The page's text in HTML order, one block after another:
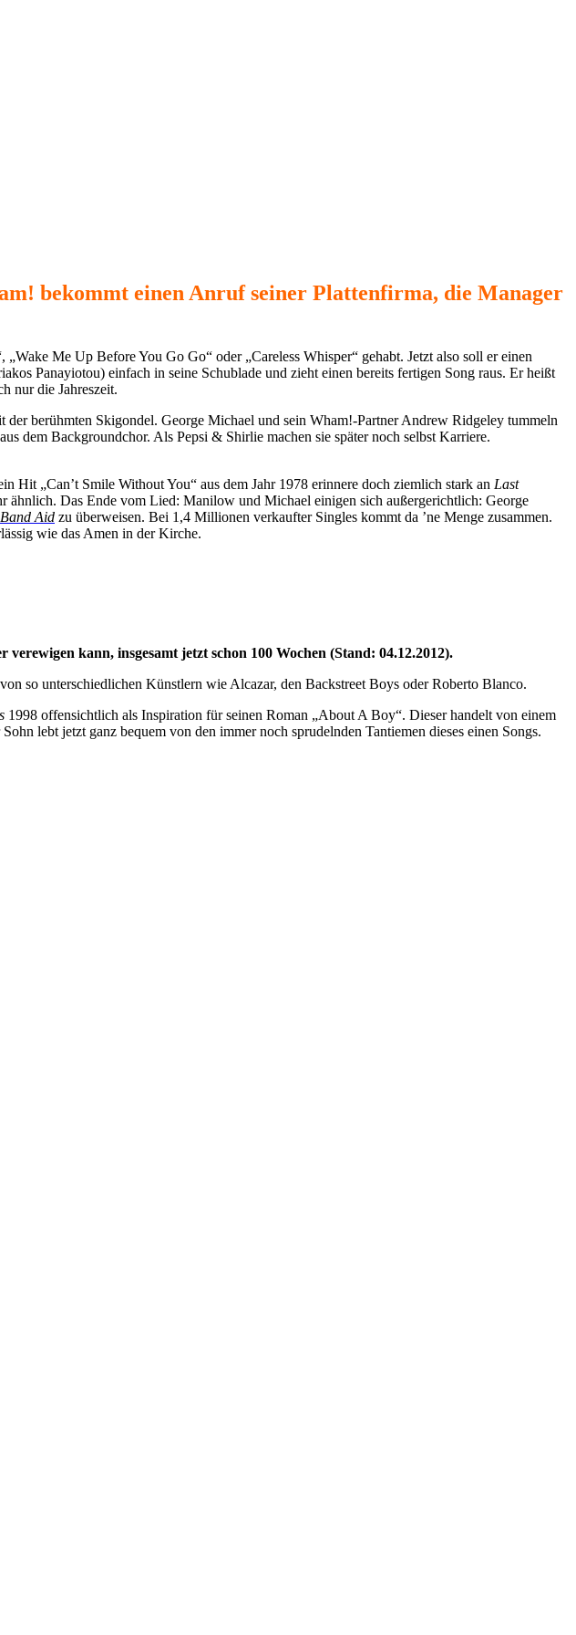
bekommt einen Anruf seiner Plattenfirma, die Manager
Me Up Before You Go Go“ oder „Careless Whisper“ gehabt. Jetzt also soll er einen
Panayiotou) einfach in seine Schublade und zieht einen bereits fertigen Song raus. Er heißt
nur die Jahreszeit.
berühmten Skigondel. George Michael und sein Wham!-Partner Andrew Ridgeley tummeln
dem Backgroundchor. Als Pepsi & Shirlie machen sie später noch selbst Karriere.
Hit „Can’t Smile Without You“ aus dem Jahr 1978 erinnere doch ziemlich stark an Last
Das Ende vom Lied: Manilow und Michael einigen sich außergerichtlich: George
Band Aid zu überweisen. Bei 1,4 Millionen verkaufter Singles kommt da ’ne Menge zusammen.
wie das Amen in der Kirche.
kann, insgesamt jetzt schon 100 Wochen (Stand: 04.12.2012).
so unterschiedlichen Künstlern wie Alcazar, den Backstreet Boys oder Roberto Blanco.
1998 offensichtlich als Inspiration für seinen Roman „About A Boy“. Dieser handelt von einem
lebt jetzt ganz bequem von den immer noch sprudelnden Tantiemen dieses einen Songs.